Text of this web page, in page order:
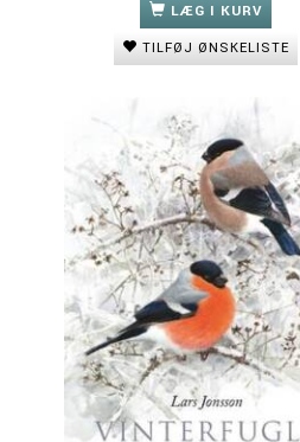
LÆG I KURV
TILFØJ ØNSKELISTE